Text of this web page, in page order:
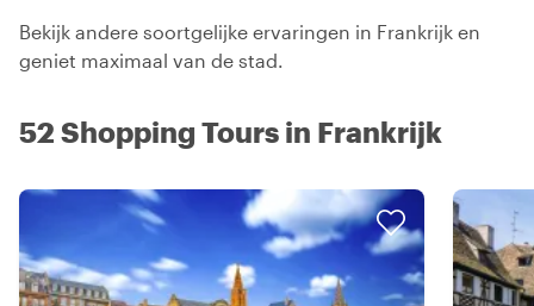
Bekijk andere soortgelijke ervaringen in Frankrijk en
geniet maximaal van de stad.
52 Shopping Tours in Frankrijk